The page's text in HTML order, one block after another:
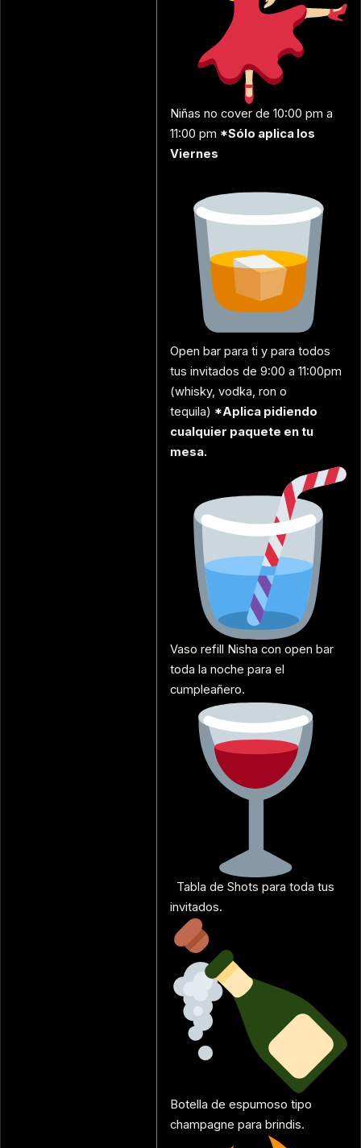
Niñas no cover de 10:00 pm a
11:00 pm *Sólo aplica los
Viernes
Open bar para ti y para todos
tus invitados de 9:00 a 11:00pm
(whisky, vodka, ron o
tequila) *Aplica pidiendo
cualquier paquete en tu
mesa.
Vaso refill Nisha con open bar
toda la noche para el
cumpleañero.
Tabla de Shots para toda tus
invitados.
Botella de espumoso tipo
champagne para brindis.